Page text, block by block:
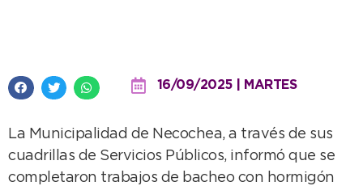
16/09/2025 | MARTES
La Municipalidad de Necochea, a través de sus
cuadrillas de Servicios Públicos, informó que se
completaron trabajos de bacheo con hormigón